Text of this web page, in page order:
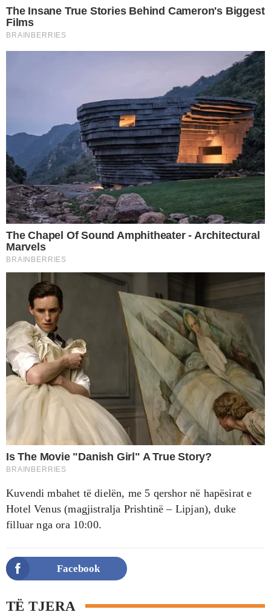
Kuvendi mbahet të dielën, me 5 qershor në hapësirat e
Hotel Venus (magjistralja Prishtinë – Lipjan), duke
filluar nga ora 10:00.
Facebook
TË TJERA